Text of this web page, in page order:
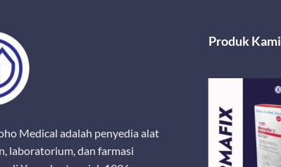
Medical adalah penyedia alat
laboratorium, dan farmasi
Produk Kami